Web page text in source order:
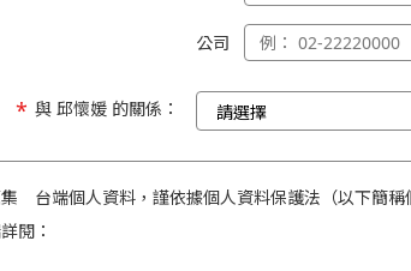
公司
與 邱懷媛 的關係：
台端個人資料，謹依據個人資料保護法（以下簡稱
閱：